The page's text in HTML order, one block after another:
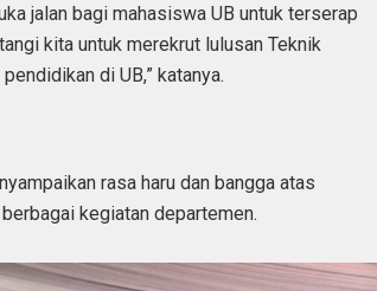
jalan bagi mahasiswa UB untuk terserap
kita untuk merekrut lulusan Teknik
di UB,” katanya.
rasa haru dan bangga atas
kegiatan departemen.